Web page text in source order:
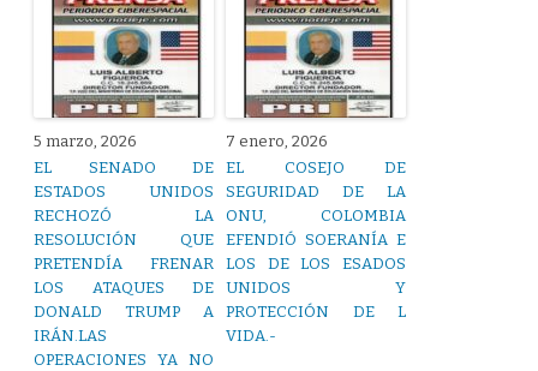
5 marzo, 2026
EL SENADO DE
ESTADOS UNIDOS
RECHOZÓ LA
RESOLUCIÓN QUE
PRETENDÍA FRENAR
LOS ATAQUES DE
DONALD TRUMP A
IRÁN.LAS
OPERACIONES YA NO
7 enero, 2026
EL COSEJO DE
SEGURIDAD DE LA
ONU, COLOMBIA
EFENDIÓ SOERANÍA E
LOS DE LOS ESADOS
UNIDOS Y
PROTECCIÓN DE L
VIDA.-